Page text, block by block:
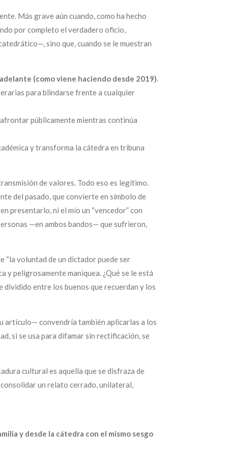
Más grave aún cuando, como ha hecho
por completo el verdadero oficio,
sino que, cuando se le muestran
(como viene haciendo desde 2019).
para blindarse frente a cualquier
públicamente mientras continúa
y transforma la cátedra en tribuna
de valores. Todo eso es legítimo.
del pasado, que convierte en símbolo de
presentarlo, ni el mío un “vencedor” con
—en ambos bandos— que sufrieron,
“la voluntad de un dictador puede ser
y peligrosamente maniquea. ¿Qué se le está
dividido entre los buenos que recuerdan y los
artículo— convendría también aplicarlas a los
si se usa para difamar sin rectificación, se
cultural es aquella que se disfraza de
un relato cerrado, unilateral,
y desde la cátedra con el mismo sesgo